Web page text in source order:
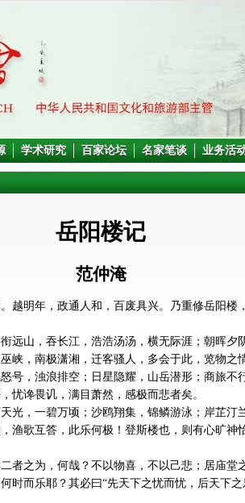
学术研究 百家论坛 名家笔谈 业务活
岳阳楼记
范仲淹
越明年，政通人和，百废具兴。乃重修岳阳楼
远山，吞长江，浩浩汤汤，横无际涯；朝晖夕
峡，南极潇湘，迁客骚人，多会于此，览物之
号，浊浪排空；日星隐耀，山岳潜形；商旅不
忧谗畏讥，满目萧然，感极而悲者矣。
光，一碧万顷；沙鸥翔集，锦鳞游泳；岸芷汀
渔歌互答，此乐何极！登斯楼也，则有心旷神
者之为，何哉？不以物喜，不以己悲；居庙堂
时而乐耶？其必曰“先天下之忧而忧，后天下之